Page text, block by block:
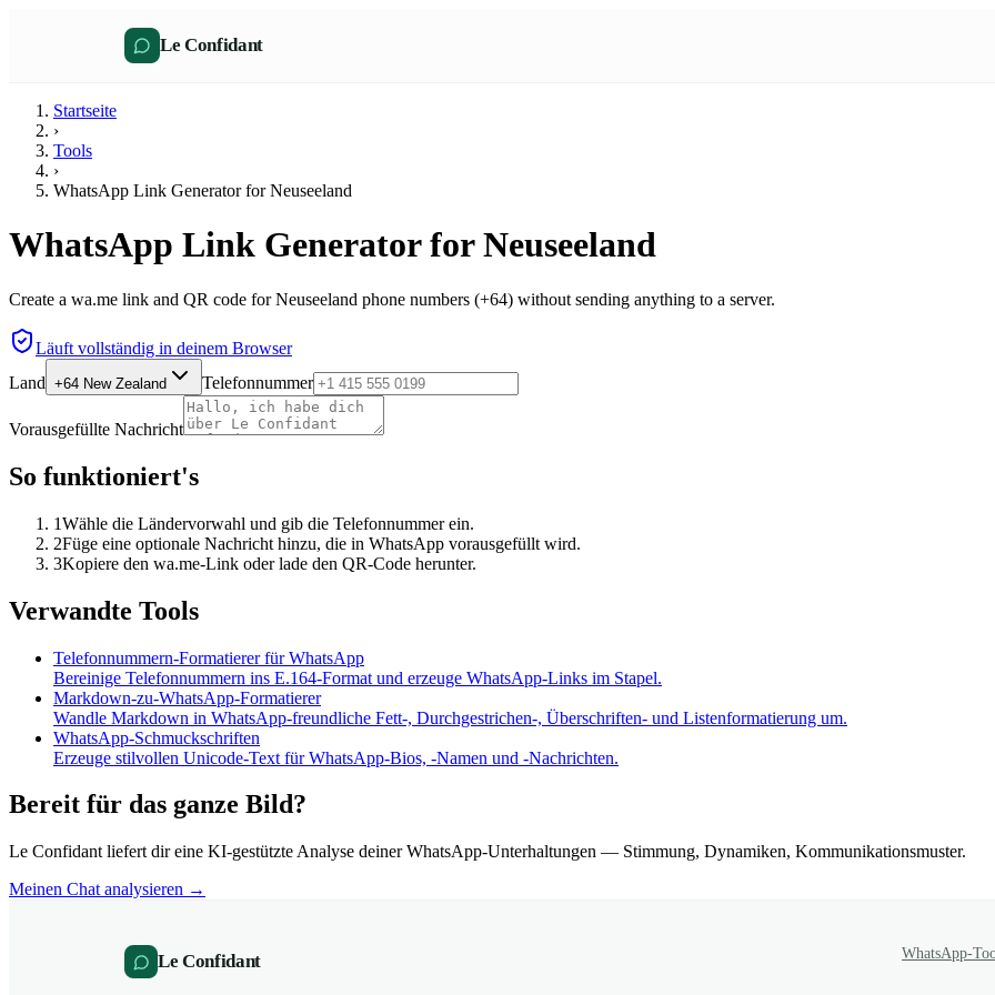
Le Confidant
Startseite
›
Tools
›
WhatsApp Link Generator for Neuseeland
WhatsApp Link Generator for Neuseeland
Create a wa.me link and QR code for Neuseeland phone numbers (+64) without sending anything to a server.
Läuft vollständig in deinem Browser
Land +64 New Zealand Telefonnummer
Vorausgefüllte Nachricht
So funktioniert's
1Wähle die Ländervorwahl und gib die Telefonnummer ein.
2Füge eine optionale Nachricht hinzu, die in WhatsApp vorausgefüllt wird.
3Kopiere den wa.me-Link oder lade den QR-Code herunter.
Verwandte Tools
Telefonnummern-Formatierer für WhatsApp
Bereinige Telefonnummern ins E.164-Format und erzeuge WhatsApp-Links im Stapel.
Markdown-zu-WhatsApp-Formatierer
Wandle Markdown in WhatsApp-freundliche Fett-, Durchgestrichen-, Überschriften- und Listenformatierung um.
WhatsApp-Schmuckschriften
Erzeuge stilvollen Unicode-Text für WhatsApp-Bios, -Namen und -Nachrichten.
Bereit für das ganze Bild?
Le Confidant liefert dir eine KI-gestützte Analyse deiner WhatsApp-Unterhaltungen — Stimmung, Dynamiken, Kommunikationsmuster.
Meinen Chat analysieren →
Le Confidant WhatsApp-